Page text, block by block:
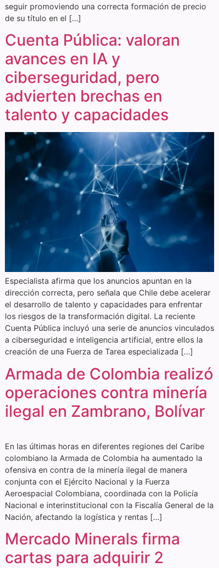
seguir promoviendo una correcta formación de precio
de su título en el […]
Cuenta Pública: valoran
avances en IA y
ciberseguridad, pero
advierten brechas en
talento y capacidades
Especialista afirma que los anuncios apuntan en la
dirección correcta, pero señala que Chile debe acelerar
el desarrollo de talento y capacidades para enfrentar
los riesgos de la transformación digital. La reciente
Cuenta Pública incluyó una serie de anuncios vinculados
a ciberseguridad e inteligencia artificial, entre ellos la
creación de una Fuerza de Tarea especializada […]
Armada de Colombia realizó
operaciones contra minería
ilegal en Zambrano, Bolívar
En las últimas horas en diferentes regiones del Caribe
colombiano la Armada de Colombia ha aumentado la
ofensiva en contra de la minería ilegal de manera
conjunta con el Ejército Nacional y la Fuerza
Aeroespacial Colombiana, coordinada con la Policía
Nacional e interinstitucional con la Fiscalía General de la
Nación, afectando la logística y rentas […]
Mercado Minerals firma
cartas para adquirir 2